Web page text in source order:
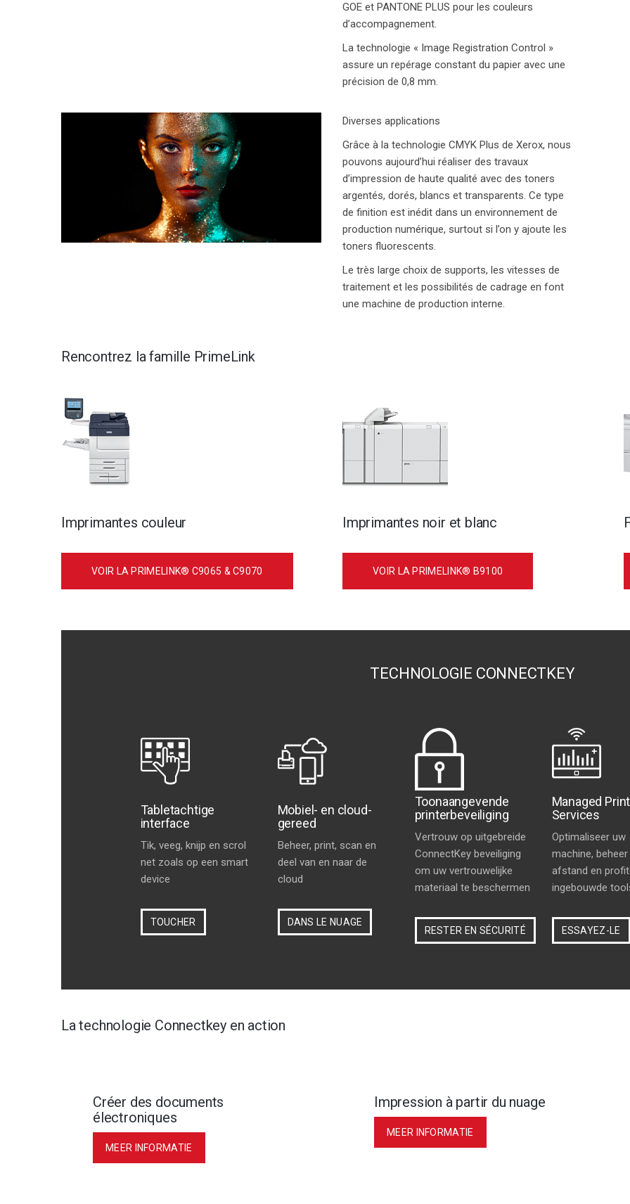
GOE et PANTONE PLUS pour les couleurs
d’accompagnement.
La technologie « Image Registration Control »
assure un repérage constant du papier avec une
précision de 0,8 mm.
Diverses applications
Grâce à la technologie CMYK Plus de Xerox, nous
pouvons aujourd’hui réaliser des travaux
d’impression de haute qualité avec des toners
argentés, dorés, blancs et transparents. Ce type
de finition est inédit dans un environnement de
production numérique, surtout si l’on y ajoute les
toners fluorescents.
Le très large choix de supports, les vitesses de
traitement et les possibilités de cadrage en font
une machine de production interne.
Rencontrez la famille PrimeLink
Imprimantes couleur
VOIR LA PRIMELINK® C9065 & C9070
Imprimantes noir et blanc
VOIR LA PRIMELINK® B9100
TECHNOLOGIE CONNECTKEY
Tabletachtige
interface
Tik, veeg, knijp en scrol
net zoals op een smart
device
TOUCHER
Mobiel- en cloud-
gereed
Beheer, print, scan en
deel van en naar de
cloud
DANS LE NUAGE
Toonaangevende
printerbeveiliging
Vertrouw op uitgebreide
ConnectKey beveiliging
om uw vertrouwelijke
materiaal te beschermen
RESTER EN SÉCURITÉ
Managed Print
Services
Optimaliseer uw
machine,
afstand en
ingebouwde
ESSAYEZ-LE
La technologie Connectkey en action
Créer des documents
électroniques
MEER INFORMATIE
Impression à partir du nuage
MEER INFORMATIE